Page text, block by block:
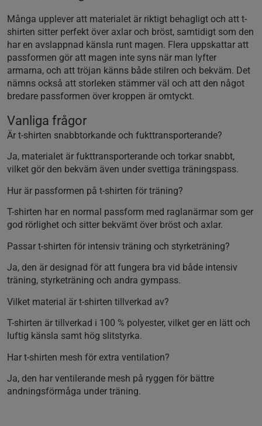
Många upplever att materialet är riktigt behagligt och att t-
shirten sitter perfekt över axlar och bröst, samtidigt som den
har en avslappnad känsla runt magen. Flera uppskattar att
passformen gör att magen inte syns när man lyfter
armarna, och att tröjan känns både stilren och bekväm. Det
nämns också att storleken stämmer väl och att den något
bredare passformen över kroppen är omtyckt.
Vanliga frågor
Är t-shirten snabbtorkande och fukttransporterande?
Ja, materialet är fukttransporterande och torkar snabbt,
vilket gör den bekväm även under svettiga träningspass.
Hur är passformen på t-shirten för träning?
T-shirten har en normal passform med raglanärmar som ger
god rörlighet och sitter bekvämt över bröst och axlar.
Passar t-shirten för intensiv träning och styrketräning?
Ja, den är designad för att fungera bra vid både intensiv
träning, styrketräning och andra gympass.
Vilket material är t-shirten tillverkad av?
T-shirten är tillverkad i 100 % polyester, vilket ger en lätt och
luftig känsla samt hög slitstyrka.
Har t-shirten mesh för extra ventilation?
Ja, den har ventilerande mesh på ryggen för bättre
andningsförmåga under träning.